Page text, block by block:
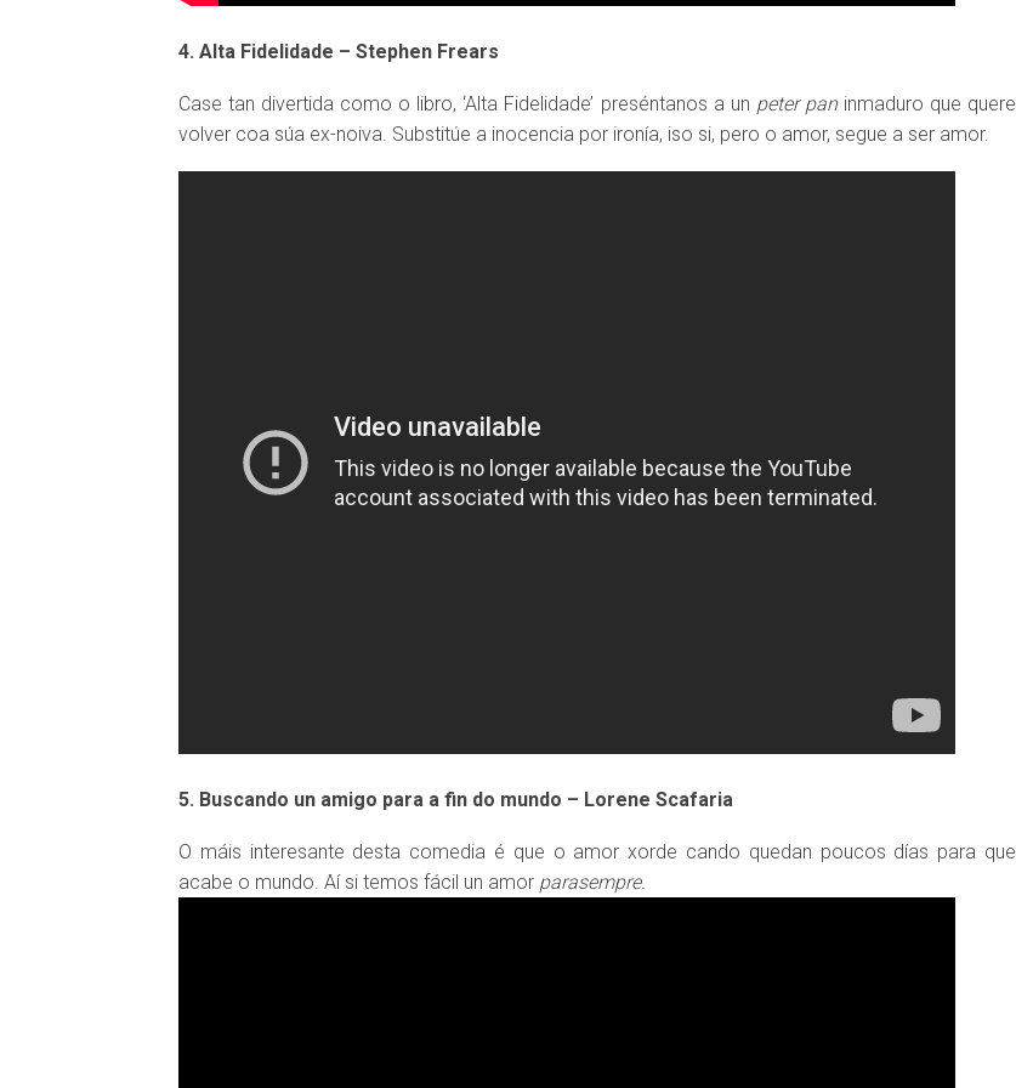
4. Alta Fidelidade – Stephen Frears
Case tan divertida como o libro, ‘Alta Fidelidade’ preséntanos a un peter paninmaduro que quere
volver coa súa ex-noiva. Substitúe a inocencia por ironía, iso si, pero o amor, segue a ser amor.
5. Buscando un amigo para a fin do mundo – Lorene Scafaria
O máis interesante desta comedia é que o amor xorde cando quedan poucos días para que
acabe o mundo. Aí si temos fácil un amor parasempre.